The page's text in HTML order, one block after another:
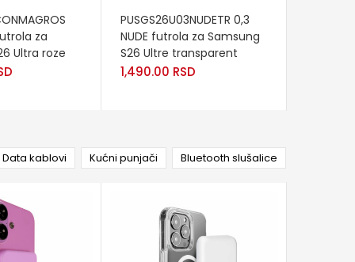
za
Ultra roze
PUSGS26U03NUDETR 0,3
NUDE futrola za Samsung
S26 Ultre transparent
1,490.00 RSD
Data kablovi Kućni punjači Bluetooth slušalice